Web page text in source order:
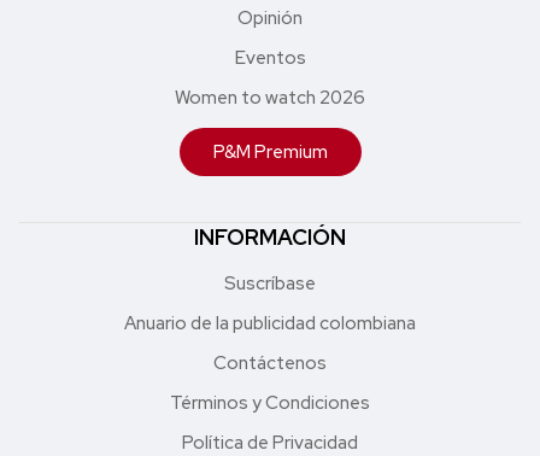
Opinión
Eventos
Women to watch 2026
P&M Premium
INFORMACIÓN
Suscríbase
Anuario de la publicidad colombiana
Contáctenos
Términos y Condiciones
Política de Privacidad